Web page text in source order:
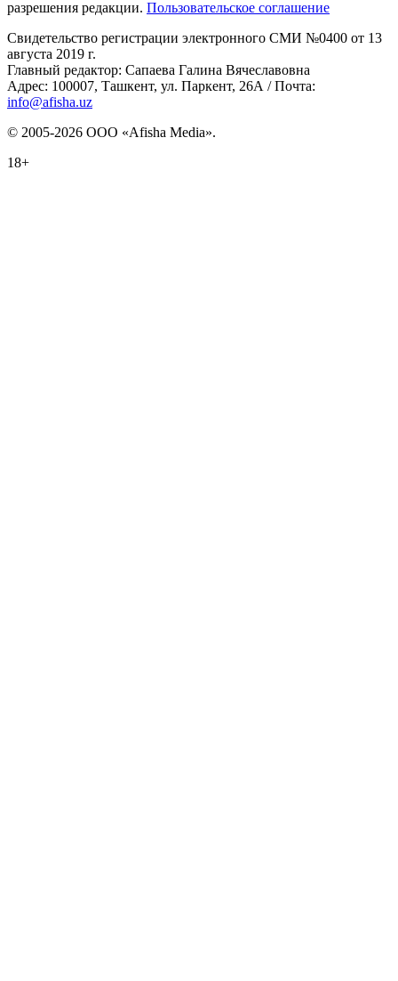
разрешения редакции. Пользовательское соглашение
Свидетельство регистрации электронного СМИ №0400 от 13
августа 2019 г.
Главный редактор: Сапаева Галина Вячеславовна
Адрес: 100007, Ташкент, ул. Паркент, 26А / Почта:
info@afisha.uz
© 2005-2026 ООО «Afisha Media».
18+